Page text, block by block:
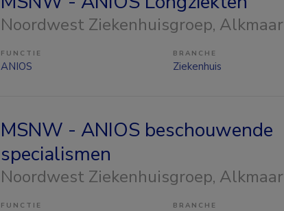
Noordwest Ziekenhuisgroep, Alkmaar
FUNCTIE
ANIOS
BRANCHE
Ziekenhuis
MSNW - ANIOS beschouwende
specialismen
Noordwest Ziekenhuisgroep, Alkmaar
FUNCTIE BRANCHE